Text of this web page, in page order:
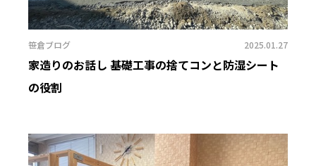
笹倉ブログ 2025.01.27
家造りのお話し 基礎工事の捨てコンと防湿シート
の役割